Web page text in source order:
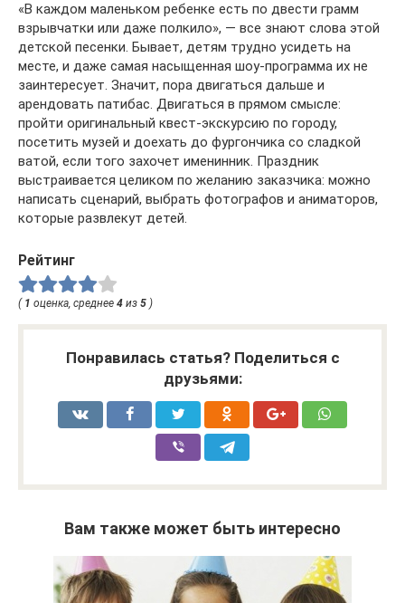
«В каждом маленьком ребенке есть по двести грамм
взрывчатки или даже полкило», — все знают слова этой
детской песенки. Бывает, детям трудно усидеть на
месте, и даже самая насыщенная шоу-программа их не
заинтересует. Значит, пора двигаться дальше и
арендовать патибас. Двигаться в прямом смысле:
пройти оригинальный квест-экскурсию по городу,
посетить музей и доехать до фургончика со сладкой
ватой, если того захочет именинник. Праздник
выстраивается целиком по желанию заказчика: можно
написать сценарий, выбрать фотографов и аниматоров,
которые развлекут детей.
Рейтинг
( 1 оценка, среднее 4 из 5 )
Понравилась статья? Поделиться с
друзьями:
Вам также может быть интересно